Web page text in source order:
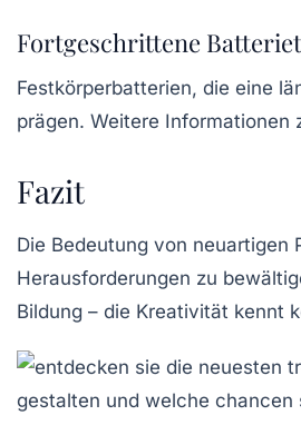
Fortgeschrittene
Festkörperbatterien, die eine
prägen. Weitere
Fazit
Die Bedeutung von
Herausforderungen zu
Bildung – die Kreativität kennt